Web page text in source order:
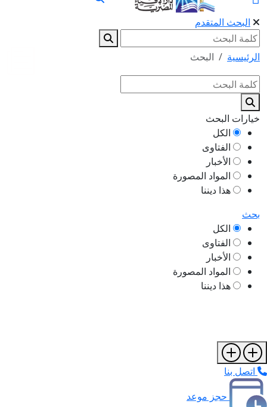
البحث المتقدم
الرئيسية البحث
خيارات البحث
الكل
الفتاوى
الأخبار
المواد المصورة
هذا ديننا
بحث
الكل
الفتاوى
الأخبار
المواد المصورة
هذا ديننا
اتصل بنا
حجز موعد